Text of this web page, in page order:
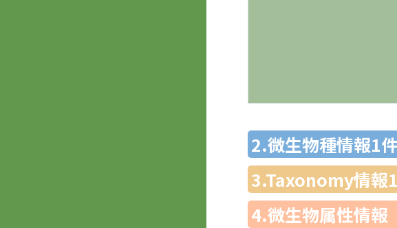
2.微生物種情報1
3.Taxonomy情報
4.微生物属性情報